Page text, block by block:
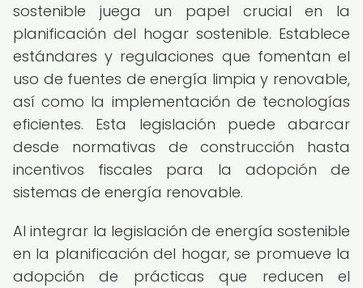
sostenible juega un papel crucial en la
planificación del hogar sostenible. Establece
estándares y regulaciones que fomentan el
uso de fuentes de energía limpia y renovable,
así como la implementación de tecnologías
eficientes. Esta legislación puede abarcar
desde normativas de construcción hasta
incentivos fiscales para la adopción de
sistemas de energía renovable.
Al integrar la legislación de energía sostenible
en la planificación del hogar, se promueve la
adopción de prácticas que reducen el